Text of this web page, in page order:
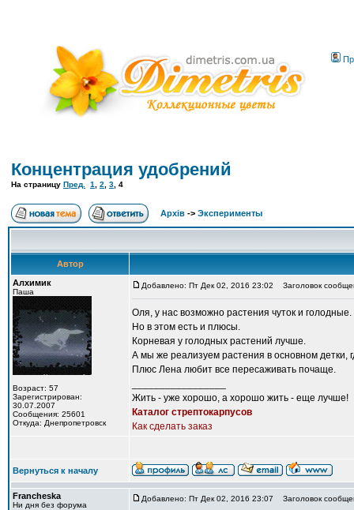
Концентрация удобрений
На страницу Пред. 1 2 3 4
Архів -> Эксперименты
Автор
Алхимик
Паша
Возраст: 57
Зарегистрирован:
30.07.2007
Сообщения: 25601
Откуда: Днепропетровск
Добавлено: Пт Дек 02, 2016 23:02 Заголовок
Оля, у нас возможно растения чуток и голодные.
Но в этом есть и плюсы.
Корневая у голодных растений лучше.
А мы же реализуем растения в основном детки,
Плюс Лена любит все пересаживать почаще.
Жить - уже хорошо, а хорошо жить - еще лучше!
Каталог стрептокарпусов
Как сделать заказ
Вернуться к началу
Francheska
Ни дня без форума
Добавлено: Пт Дек 02, 2016 23:07 Заголовок